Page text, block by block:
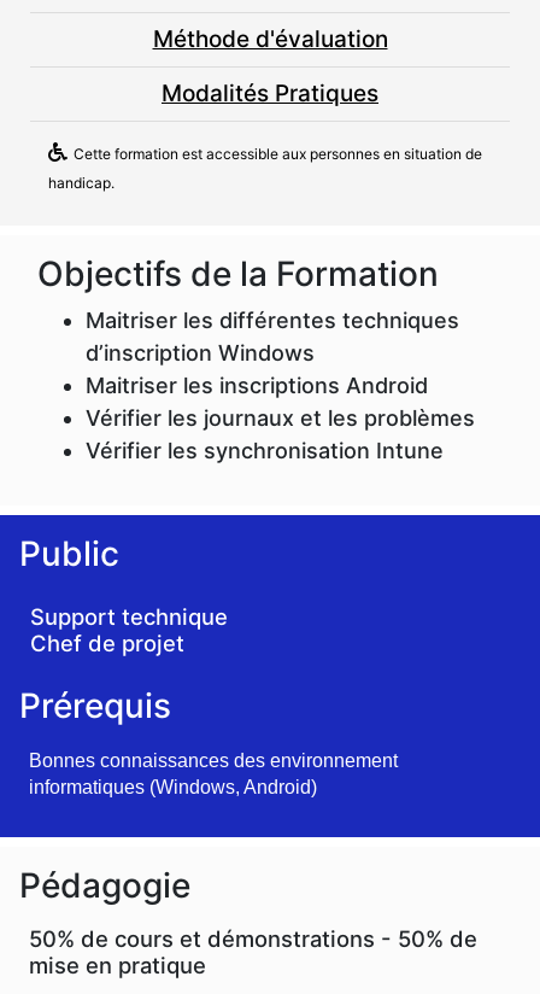
Objectifs de la Formation
Maitriser les différentes techniques
d’inscription Windows
Maitriser les inscriptions Android
Vérifier les journaux et les problèmes
Vérifier les synchronisation Intune
Public
Support technique
Chef de projet
Prérequis
Bonnes connaissances des environnement
informatiques (Windows, Android)
Pédagogie
50% de cours et démonstrations - 50% de
mise en pratique
Méthode d'évaluation
Modalités Pratiques
Cette formation est accessible aux personnes en situation de
handicap.